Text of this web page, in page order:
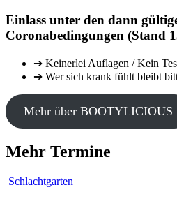
Einlass unter den dann
Coronabedingungen (Stand
➔ Keinerlei Auflagen / Kein
➔ Wer sich krank fühlt bleibt
Mehr über BOOTYLICIOUS
Mehr Termine
Schlachtgarten